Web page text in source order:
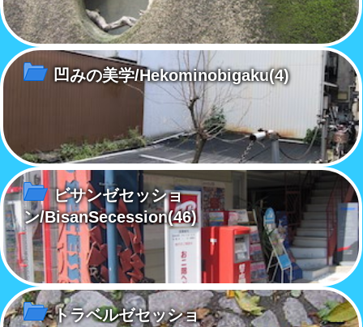
凹みの美学/Hekominobigaku(4)
ビサンゼセッショ
ン/BisanSecession(46)
トラベルゼセッショ